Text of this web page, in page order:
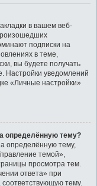
в вашем веб-
подписки на
в теме,
вы будете получать
Настройки уведомлений
«Личные настройки»
определённую тему?
определённую тему,
темой»,
просмотра тем.
ответа» при
тему.